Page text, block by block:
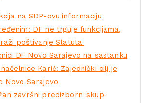
na SDP-ovu informaciju
DF ne trguje funkcijama,
poštivanje Statuta!
DF Novo Sarajevo na sastanku
Karić: Zajednički cilj je
Novo Sarajevo
završni predizborni skup-